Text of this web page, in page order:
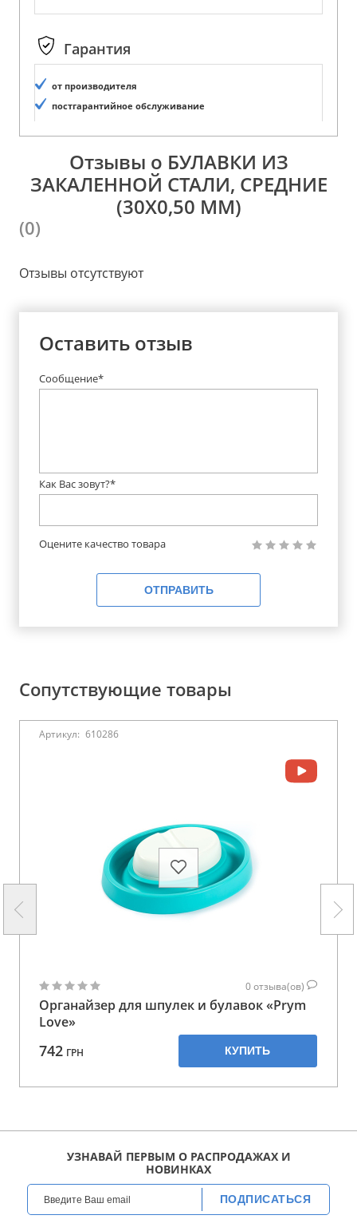
Гарантия
от производителя
постгарантийное обслуживание
Отзывы о БУЛАВКИ ИЗ
ЗАКАЛЕННОЙ СТАЛИ, СРЕДНИЕ
(30Х0,50 ММ)
(0)
Отзывы отсутствуют
Оставить отзыв
Сообщение*
Как Вас зовут?*
Оцените качество товара
ОТПРАВИТЬ
Сопутствующие товары
Артикул: 610286
0отзыва(ов)
Органайзер для шпулек и булавок «Prym
Love»
742 ГРН КУПИТЬ
УЗНАВАЙ ПЕРВЫМ О РАСПРОДАЖАХ И
НОВИНКАХ
ПОДПИСАТЬСЯ